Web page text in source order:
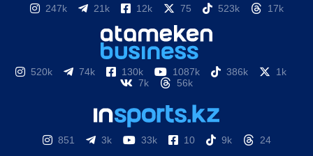
247k 21k 12k 75 523k 17k
520k 74k 130k 1087k 386k
1k
7k
56k
851 3k 33k 10 9k 24